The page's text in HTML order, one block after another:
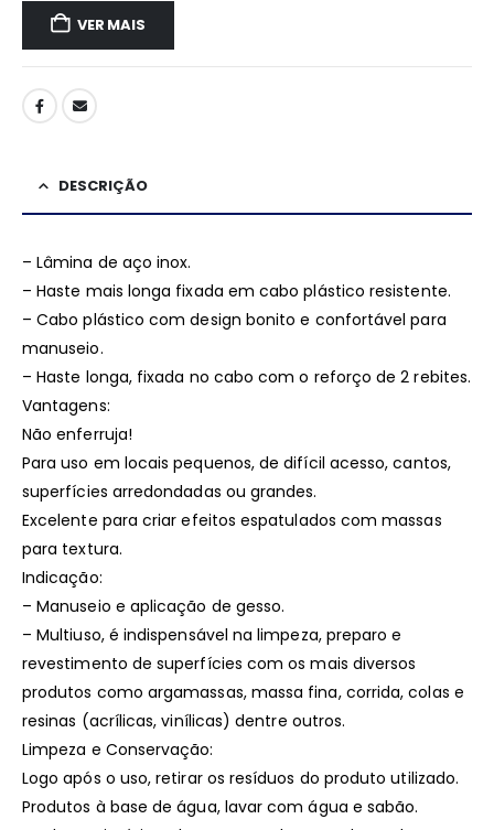
VER MAIS
DESCRIÇÃO
– Lâmina de aço inox.
– Haste mais longa fixada em cabo plástico resistente.
– Cabo plástico com design bonito e confortável para
manuseio.
– Haste longa, fixada no cabo com o reforço de 2 rebites.
Vantagens:
Não enferruja!
Para uso em locais pequenos, de difícil acesso, cantos,
superfícies arredondadas ou grandes.
Excelente para criar efeitos espatulados com massas
para textura.
Indicação:
– Manuseio e aplicação de gesso.
– Multiuso, é indispensável na limpeza, preparo e
revestimento de superfícies com os mais diversos
produtos como argamassas, massa fina, corrida, colas e
resinas (acrílicas, vinílicas) dentre outros.
Limpeza e Conservação:
Logo após o uso, retirar os resíduos do produto utilizado.
Produtos à base de água, lavar com água e sabão.